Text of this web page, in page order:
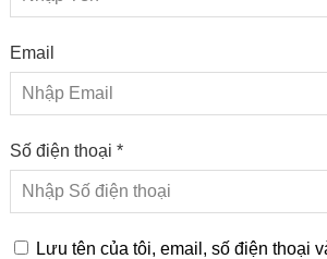
Email
Số điện thoại *
Lưu tên của tôi, email, số điện thoại